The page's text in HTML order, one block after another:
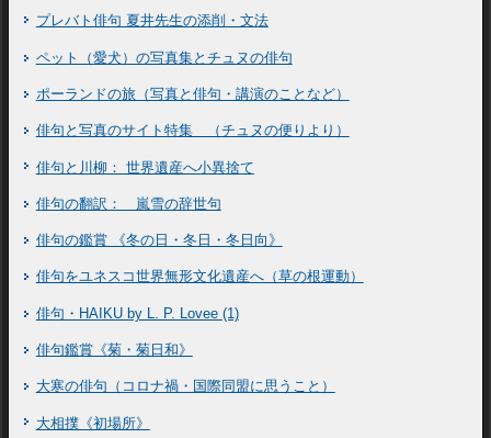
プレバト俳句 夏井先生の添削・文法
ペット（愛犬）の写真集とチュヌの俳句
ポーランドの旅（写真と俳句・講演のことなど）
俳句と写真のサイト特集 （チュヌの便りより）
俳句と川柳： 世界遺産へ小異捨て
俳句の翻訳： 嵐雪の辞世句
俳句の鑑賞 《冬の日・冬日・冬日向》
俳句をユネスコ世界無形文化遺産へ（草の根運動）
俳句・HAIKU by L. P. Lovee (1)
俳句鑑賞《菊・菊日和》
大寒の俳句（コロナ禍・国際同盟に思うこと）
大相撲《初場所》